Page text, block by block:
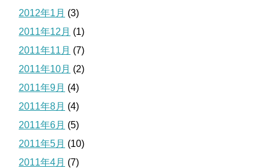
2012年1月 (3)
2011年12月 (1)
2011年11月 (7)
2011年10月 (2)
2011年9月 (4)
2011年8月 (4)
2011年6月 (5)
2011年5月 (10)
2011年4月 (7)